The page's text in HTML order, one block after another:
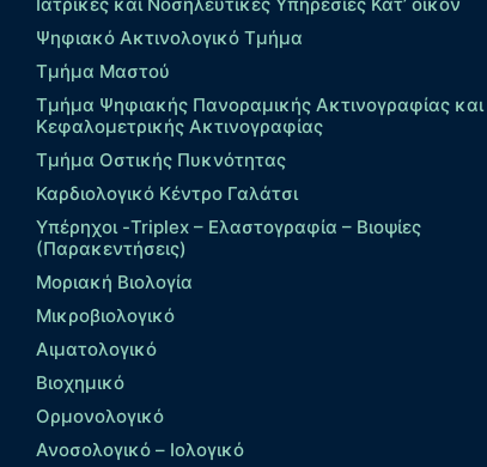
Ψηφιακό Ακτινολογικό Τμήμα
Τμήμα Μαστού
Τμήμα Ψηφιακής Πανοραμικής Ακτινογραφίας και
Κεφαλομετρικής Ακτινογραφίας
Τμήμα Οστικής Πυκνότητας
Καρδιολογικό Κέντρο Γαλάτσι
Υπέρηχοι -Triplex – Eλαστογραφία – Βιοψίες
(Παρακεντήσεις)
Μοριακή Βιολογία
Μικροβιολογικό
Αιματολογικό
Βιοχημικό
Ορμονολογικό
Ανοσολογικό – Ιολογικό